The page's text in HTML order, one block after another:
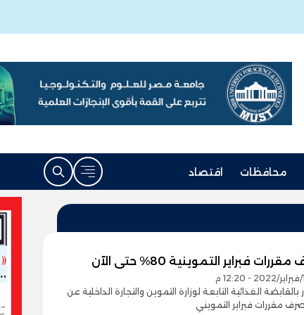
محافظات اقتصاد
فبراير التموينية 80% حتى الآن
الغذائية التابعة لوزارة التموين والتجارة الداخلية عن
مقررات فبراير التمويني